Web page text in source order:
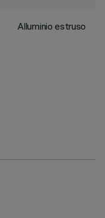
Alluminio estruso